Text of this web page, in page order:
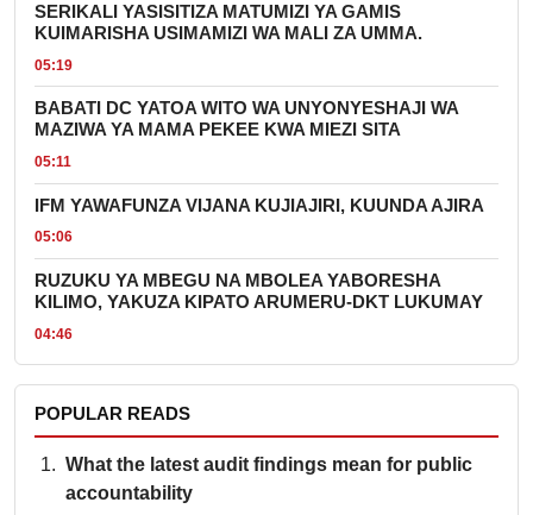
SERIKALI YASISITIZA MATUMIZI YA GAMIS
KUIMARISHA USIMAMIZI WA MALI ZA UMMA.
05:19
BABATI DC YATOA WITO WA UNYONYESHAJI WA
MAZIWA YA MAMA PEKEE KWA MIEZI SITA
05:11
IFM YAWAFUNZA VIJANA KUJIAJIRI, KUUNDA AJIRA
05:06
RUZUKU YA MBEGU NA MBOLEA YABORESHA
KILIMO, YAKUZA KIPATO ARUMERU-DKT LUKUMAY
04:46
POPULAR READS
What the latest audit findings mean for public
accountability